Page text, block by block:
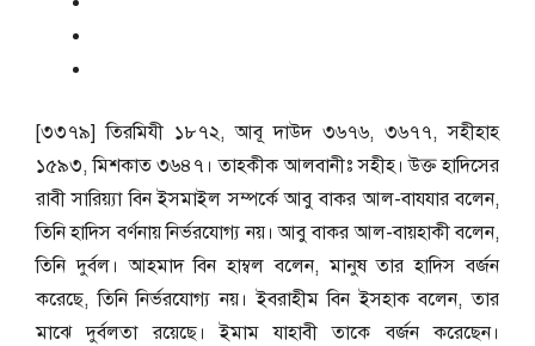
[৩৩৭৯] তিরমিযী ১৮৭২, আবূ দাউদ ৩৬৭৬, ৩৬৭৭, সহীহাহ
১৫৯৩, মিশকাত ৩৬৪৭। তাহকীক আলবানীঃ সহীহ। উক্ত হাদিসের
রাবী সারিয়্যা বিন ইসমাইল সম্পর্কে আবু বাকর আল-বাযযার বলেন,
তিনি হাদিস বর্ণনায় নির্ভরযোগ্য নয়। আবু বাকর আল-বায়হাকী বলেন,
তিনি দুর্বল। আহমাদ বিন হাম্বল বলেন, মানুষ তার হাদিস বর্জন
করেছে, তিনি নির্ভরযোগ্য নয়। ইবরাহীম বিন ইসহাক বলেন, তার
মাঝে দুর্বলতা রয়েছে। ইমাম যাহাবী তাকে বর্জন করেছেন।